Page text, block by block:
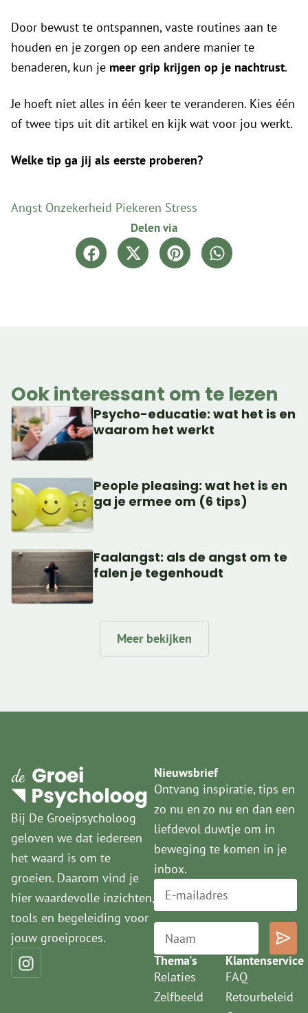
Door bewust te ontspannen, vaste routines aan te
houden en je zorgen op een andere manier te
benaderen, kun je meer grip krijgen op je nachtrust.
Je hoeft niet alles in één keer te veranderen. Kies één
of twee tips uit dit artikel en kijk wat voor jou werkt.
Welke tip ga jij als eerste proberen?
Angst Onzekerheid Piekeren Stress
Delen via
Ook interessant om te lezen
Psycho-educatie: wat het is en
waarom het werkt
People pleasing: wat het is en
ga je ermee om (6 tips)
Faalangst: als de angst om te
falen je tegenhoudt
Meer bekijken
Bij De Groeipsycholoog
geloven we dat iedereen
het waard is om te
groeien. Daarom vind je
hier waardevolle inzichten,
tools en begeleiding voor
jouw groeiproces.
Nieuwsbrief
Ontvang inspiratie, tips en
zo nu en zo nu en dan een
liefdevol duwtje om in
beweging te komen in je
inbox.
Thema's
Relaties
Zelfbeeld
Klantenservice
FAQ
Retourbeleid